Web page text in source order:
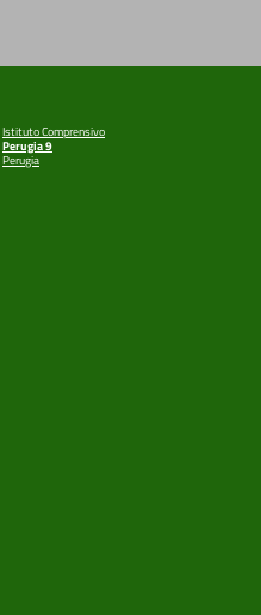
Istituto Comprensivo
Perugia 9
Perugia